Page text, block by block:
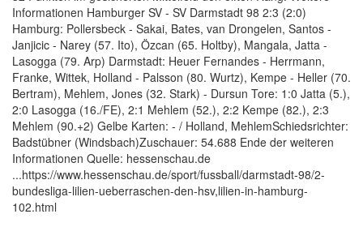
Informationen Hamburger SV - SV Darmstadt 98 2:3 (2:0)
Hamburg: Pollersbeck - Sakai, Bates, van Drongelen, Santos -
Janjicic - Narey (57. Ito), Özcan (65. Holtby), Mangala, Jatta -
Lasogga (79. Arp) Darmstadt: Heuer Fernandes - Herrmann,
Franke, Wittek, Holland - Palsson (80. Wurtz), Kempe - Heller (70.
Bertram), Mehlem, Jones (32. Stark) - Dursun Tore: 1:0 Jatta (5.),
2:0 Lasogga (16./FE), 2:1 Mehlem (52.), 2:2 Kempe (82.), 2:3
Mehlem (90.+2) Gelbe Karten: - / Holland, MehlemSchiedsrichter:
Badstübner (Windsbach)Zuschauer: 54.688 Ende der weiteren
Informationen Quelle: hessenschau.de
...https://www.hessenschau.de/sport/fussball/darmstadt-98/2-
bundesliga-lilien-ueberraschen-den-hsv,lilien-in-hamburg-
102.html